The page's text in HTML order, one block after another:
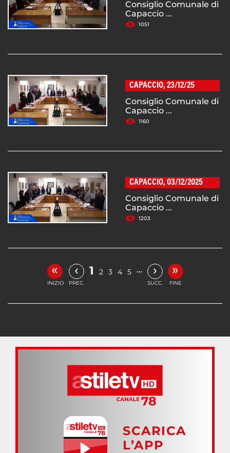
Consiglio Comunale di
Capaccio ...
1051
CAPACCIO, 23/12/25
Consiglio Comunale di
Capaccio ...
1160
CAPACCIO, 03/12/2025
Consiglio Comunale di
Capaccio ...
1203
«
INIZIO
‹
PREC.
1 2 3 4 5 … ›
SUCC.
»
FINE
SCARICA
L’APP